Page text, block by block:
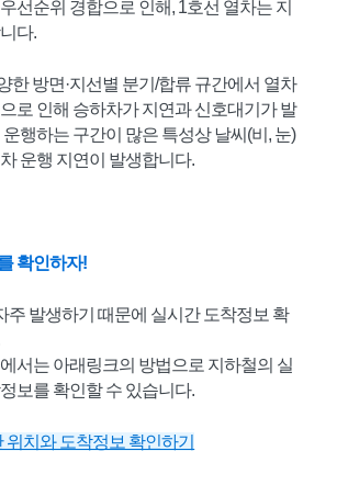
선순위 경합으로 인해, 1호선 열차는 지
다.
한 방면·지선별 분기/합류 규간에서 열차
로 인해 승하차가 지연과 신호대기가 발
행하는 구간이 많은 특성상 날씨(비, 눈)
운행 지연이 발생합니다.
확인하자!
주 발생하기 때문에 실시간 도착정보 확
서는 아래링크의 방법으로 지하철의 실
보를 확인할 수 있습니다.
위치와 도착정보 확인하기